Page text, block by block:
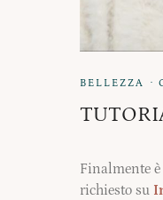
BELLEZZA ·
Finalmente
richiesto su